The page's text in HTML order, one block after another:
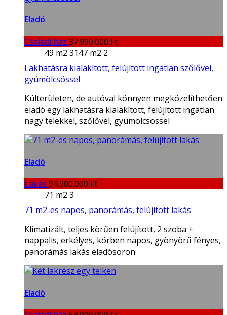
Eladó
Családi ház 37.990.000 Ft
49 m2 3147 m2 2
Lakhatásra kialakított, felújított ingatlan szőlővel,
gyümölcsössel
Külterületen, de autóval könnyen megközelíthetően
eladó egy lakhatásra kialakított, felújított ingatlan
nagy telekkel, szőlővel, gyümölcsössel
Eladó
Lakás 94.900.000 Ft
71 m2 3
71 m2-es napos, panorámás, felújított lakás
Klimatizált, teljes körűen felújított, 2 szoba +
nappalis, erkélyes, körben napos, gyönyörű fényes,
panorámás lakás eladósoron
Eladó